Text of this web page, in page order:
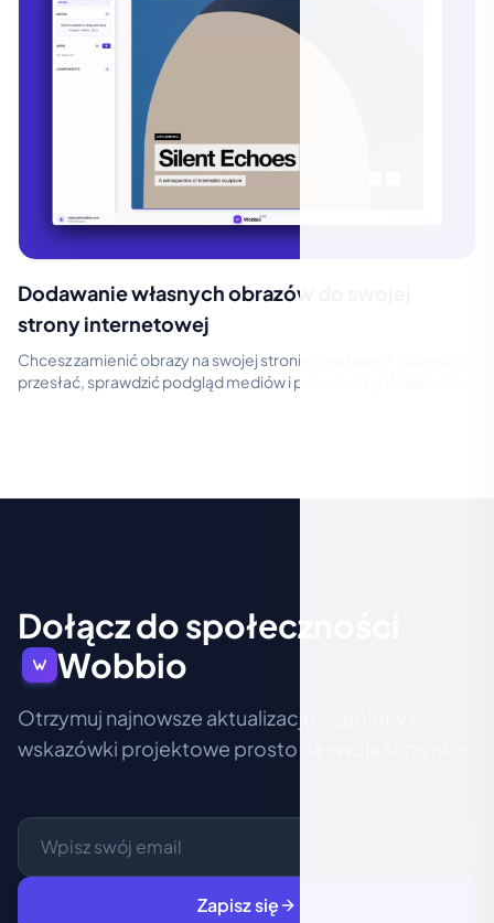
Dodawanie własnych obrazów do swojej
strony internetowej
Chcesz zamienić obrazy na swojej stronie na własne? Możesz je
przesłać, sprawdzić podgląd mediów i pozwolić, by Wobbio AI
Dołącz do społeczności
Wobbio
Otrzymuj najnowsze aktualizacje, szablony i
wskazówki projektowe prosto na swoją skrzynkę.
Zapisz się